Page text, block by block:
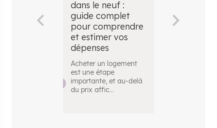
dans le neuf :
guide complet
pour comprendre
et estimer vos
dépenses
Acheter un logement
est une étape
importante, et au-delà
du prix affic...
sur-
votre